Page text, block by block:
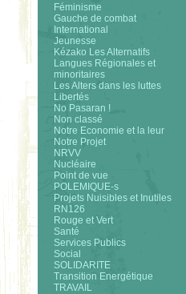
Féminisme
Gauche de combat
International
Jeunesse
Kézako Les Alternatifs
Langues Régionales et
minoritaires
Les Alters dans les luttes
Libertés
No Pasaran !
Non classé
Notre Economie et la leur
Notre Projet
NRVV
Nucléaire
Point de vue
POLEMIQUE-s
Projets Nuisibles et Inutiles
RN126
Rouge et Vert
Santé
Services Publics
Social
SOLIDARITE
Transition Energétique
TRAVAIL